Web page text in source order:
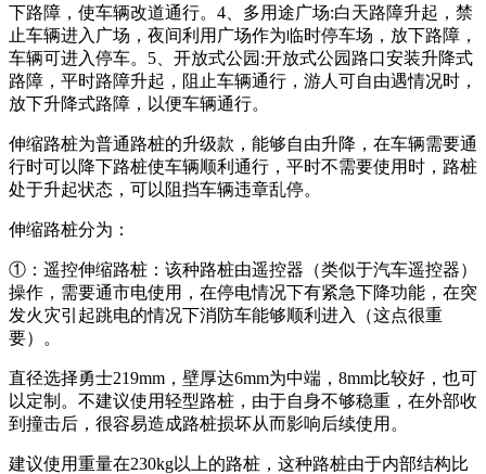
下路障，使车辆改道通行。4、多用途广场:白天路障升起，禁
止车辆进入广场，夜间利用广场作为临时停车场，放下路障，
车辆可进入停车。5、开放式公园:开放式公园路口安装升降式
路障，平时路障升起，阻止车辆通行，游人可自由遇情况时，
放下升降式路障，以便车辆通行。
伸缩路桩为普通路桩的升级款，能够自由升降，在车辆需要通
行时可以降下路桩使车辆顺利通行，平时不需要使用时，路桩
处于升起状态，可以阻挡车辆违章乱停。
伸缩路桩分为：
①：遥控伸缩路桩：该种路桩由遥控器（类似于汽车遥控器）
操作，需要通市电使用，在停电情况下有紧急下降功能，在突
发火灾引起跳电的情况下消防车能够顺利进入（这点很重
要）。
直径选择勇士219mm，壁厚达6mm为中端，8mm比较好，也可
以定制。不建议使用轻型路桩，由于自身不够稳重，在外部收
到撞击后，很容易造成路桩损坏从而影响后续使用。
建议使用重量在230kg以上的路桩，这种路桩由于内部结构比